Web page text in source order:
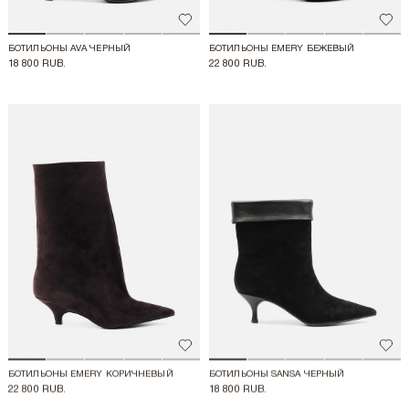
Добавить в избранное
БОТИЛЬОНЫ AVA ЧЕРНЫЙ
18 800 RUB.
БОТИЛЬОНЫ EMERY БЕЖЕВЫЙ
22 800 RUB.
Добавить в избранное
БОТИЛЬОНЫ EMERY КОРИЧНЕВЫЙ
22 800 RUB.
БОТИЛЬОНЫ SANSA ЧЕРНЫЙ
18 800 RUB.